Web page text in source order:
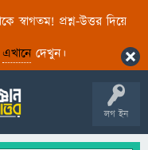
স্বাগতম! প্রশ্ন-উত্তর দিয়ে
এখানেদেখুন।
লগ ইন